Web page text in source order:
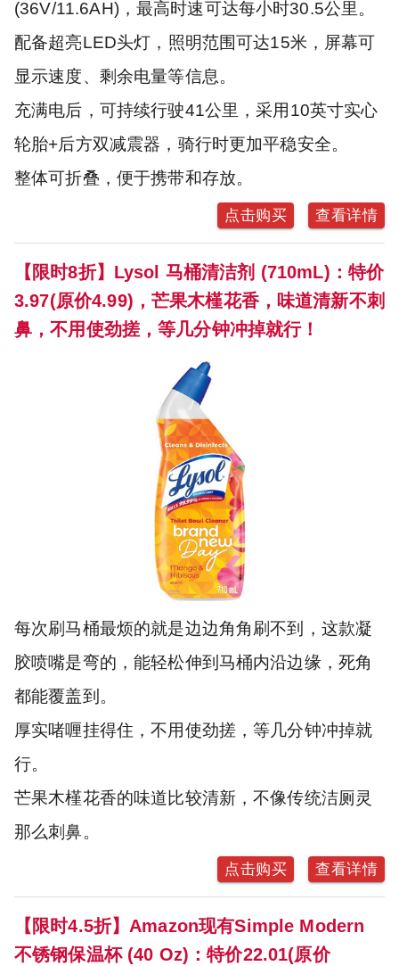
(36V/11.6AH)，最高时速可达每小时30.5公里。
配备超亮LED头灯，照明范围可达15米，屏幕可
显示速度、剩余电量等信息。
充满电后，可持续行驶41公里，采用10英寸实心
轮胎+后方双减震器，骑行时更加平稳安全。
整体可折叠，便于携带和存放。
点击购买 查看详情
【限时8折】Lysol 马桶清洁剂 (710mL)：特价
3.97(原价4.99)，芒果木槿花香，味道清新不刺
鼻，不用使劲搓，等几分钟冲掉就行！
每次刷马桶最烦的就是边边角角刷不到，这款凝
胶喷嘴是弯的，能轻松伸到马桶内沿边缘，死角
都能覆盖到。
厚实啫喱挂得住，不用使劲搓，等几分钟冲掉就
行。
芒果木槿花香的味道比较清新，不像传统洁厕灵
那么刺鼻。
点击购买 查看详情
【限时4.5折】Amazon现有Simple Modern
不锈钢保温杯 (40 Oz)：特价22.01(原价